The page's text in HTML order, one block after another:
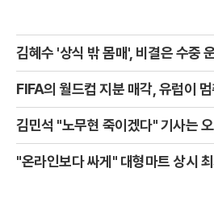
김혜수 '상식 밖 몸매', 비결은 수중
FIFA의 월드컵 지분 매각, 유럽이
김민석 "노무현 죽이겠다" 기사는
"온라인보다 싸게" 대형마트 상시